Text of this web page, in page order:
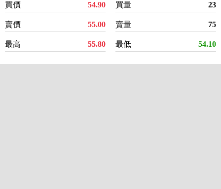
買價 54.90
賣價 55.00
最高 55.80
買量 23
賣量 75
最低 54.10